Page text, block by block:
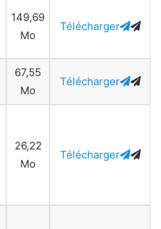
149,69
Mo
Télécharger
67,55
Mo
Télécharger
26,22
Mo
Télécharger